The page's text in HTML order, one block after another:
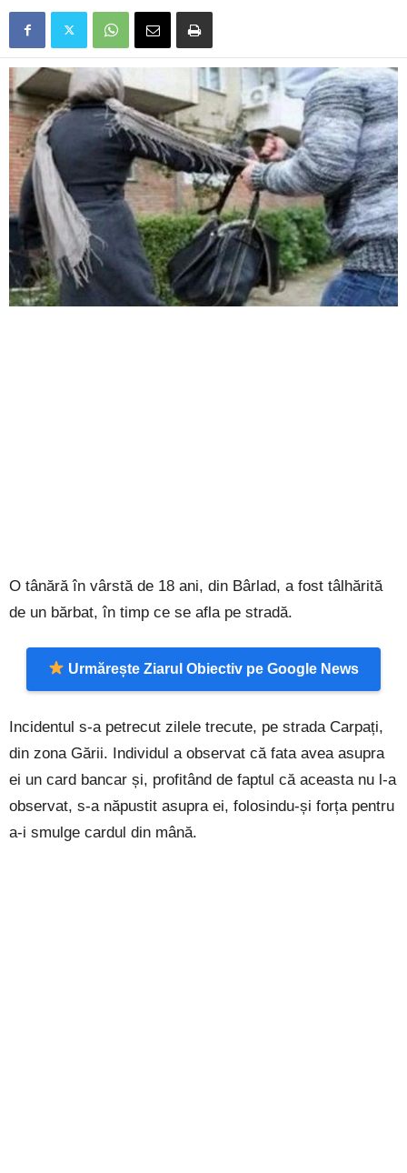
O tânără în vârstă de 18 ani, din Bârlad, a fost tâlhărită
de un bărbat, în timp ce se afla pe stradă.
Urmărește Ziarul Obiectiv pe Google News
Incidentul s-a petrecut zilele trecute, pe strada Carpați,
din zona Gării. Individul a observat că fata avea asupra
ei un card bancar și, profitând de faptul că aceasta nu l-a
observat, s-a năpustit asupra ei, folosindu-și forța pentru
a-i smulge cardul din mână.